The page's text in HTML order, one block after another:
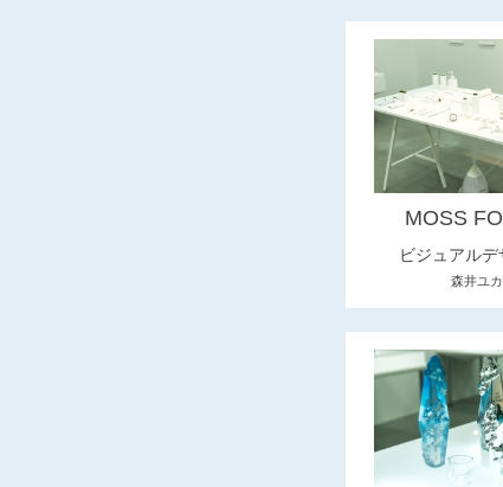
MOSS
ビジュアル
森井ユカ